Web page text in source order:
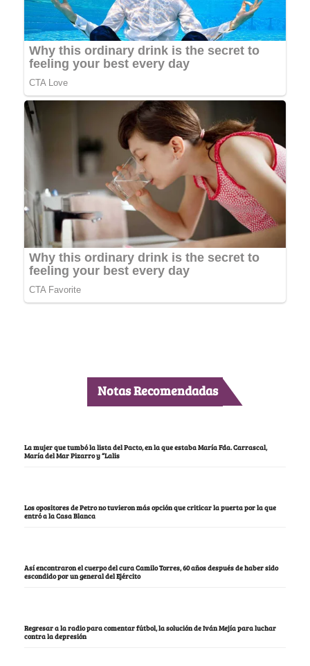
Notas Recomendadas
La mujer que tumbó la lista del Pacto, en la que estaba María Fda. Carrascal,
María del Mar Pizarro y “Lalis
Los opositores de Petro no tuvieron más opción que criticar la puerta por la que
entró a la Casa Blanca
Así encontraron el cuerpo del cura Camilo Torres, 60 años después de haber sido
escondido por un general del Ejército
Regresar a la radio para comentar fútbol, la solución de Iván Mejía para luchar
contra la depresión